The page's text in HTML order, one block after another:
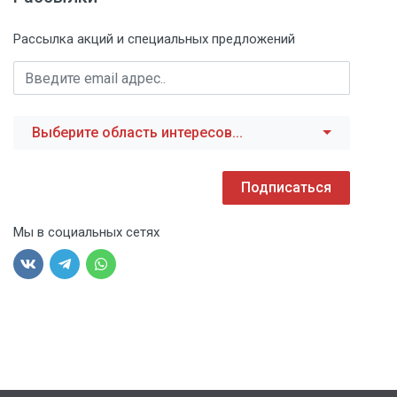
Рассылка акций и специальных предложений
Выберите область интересов...
Подписаться
Мы в социальных сетях